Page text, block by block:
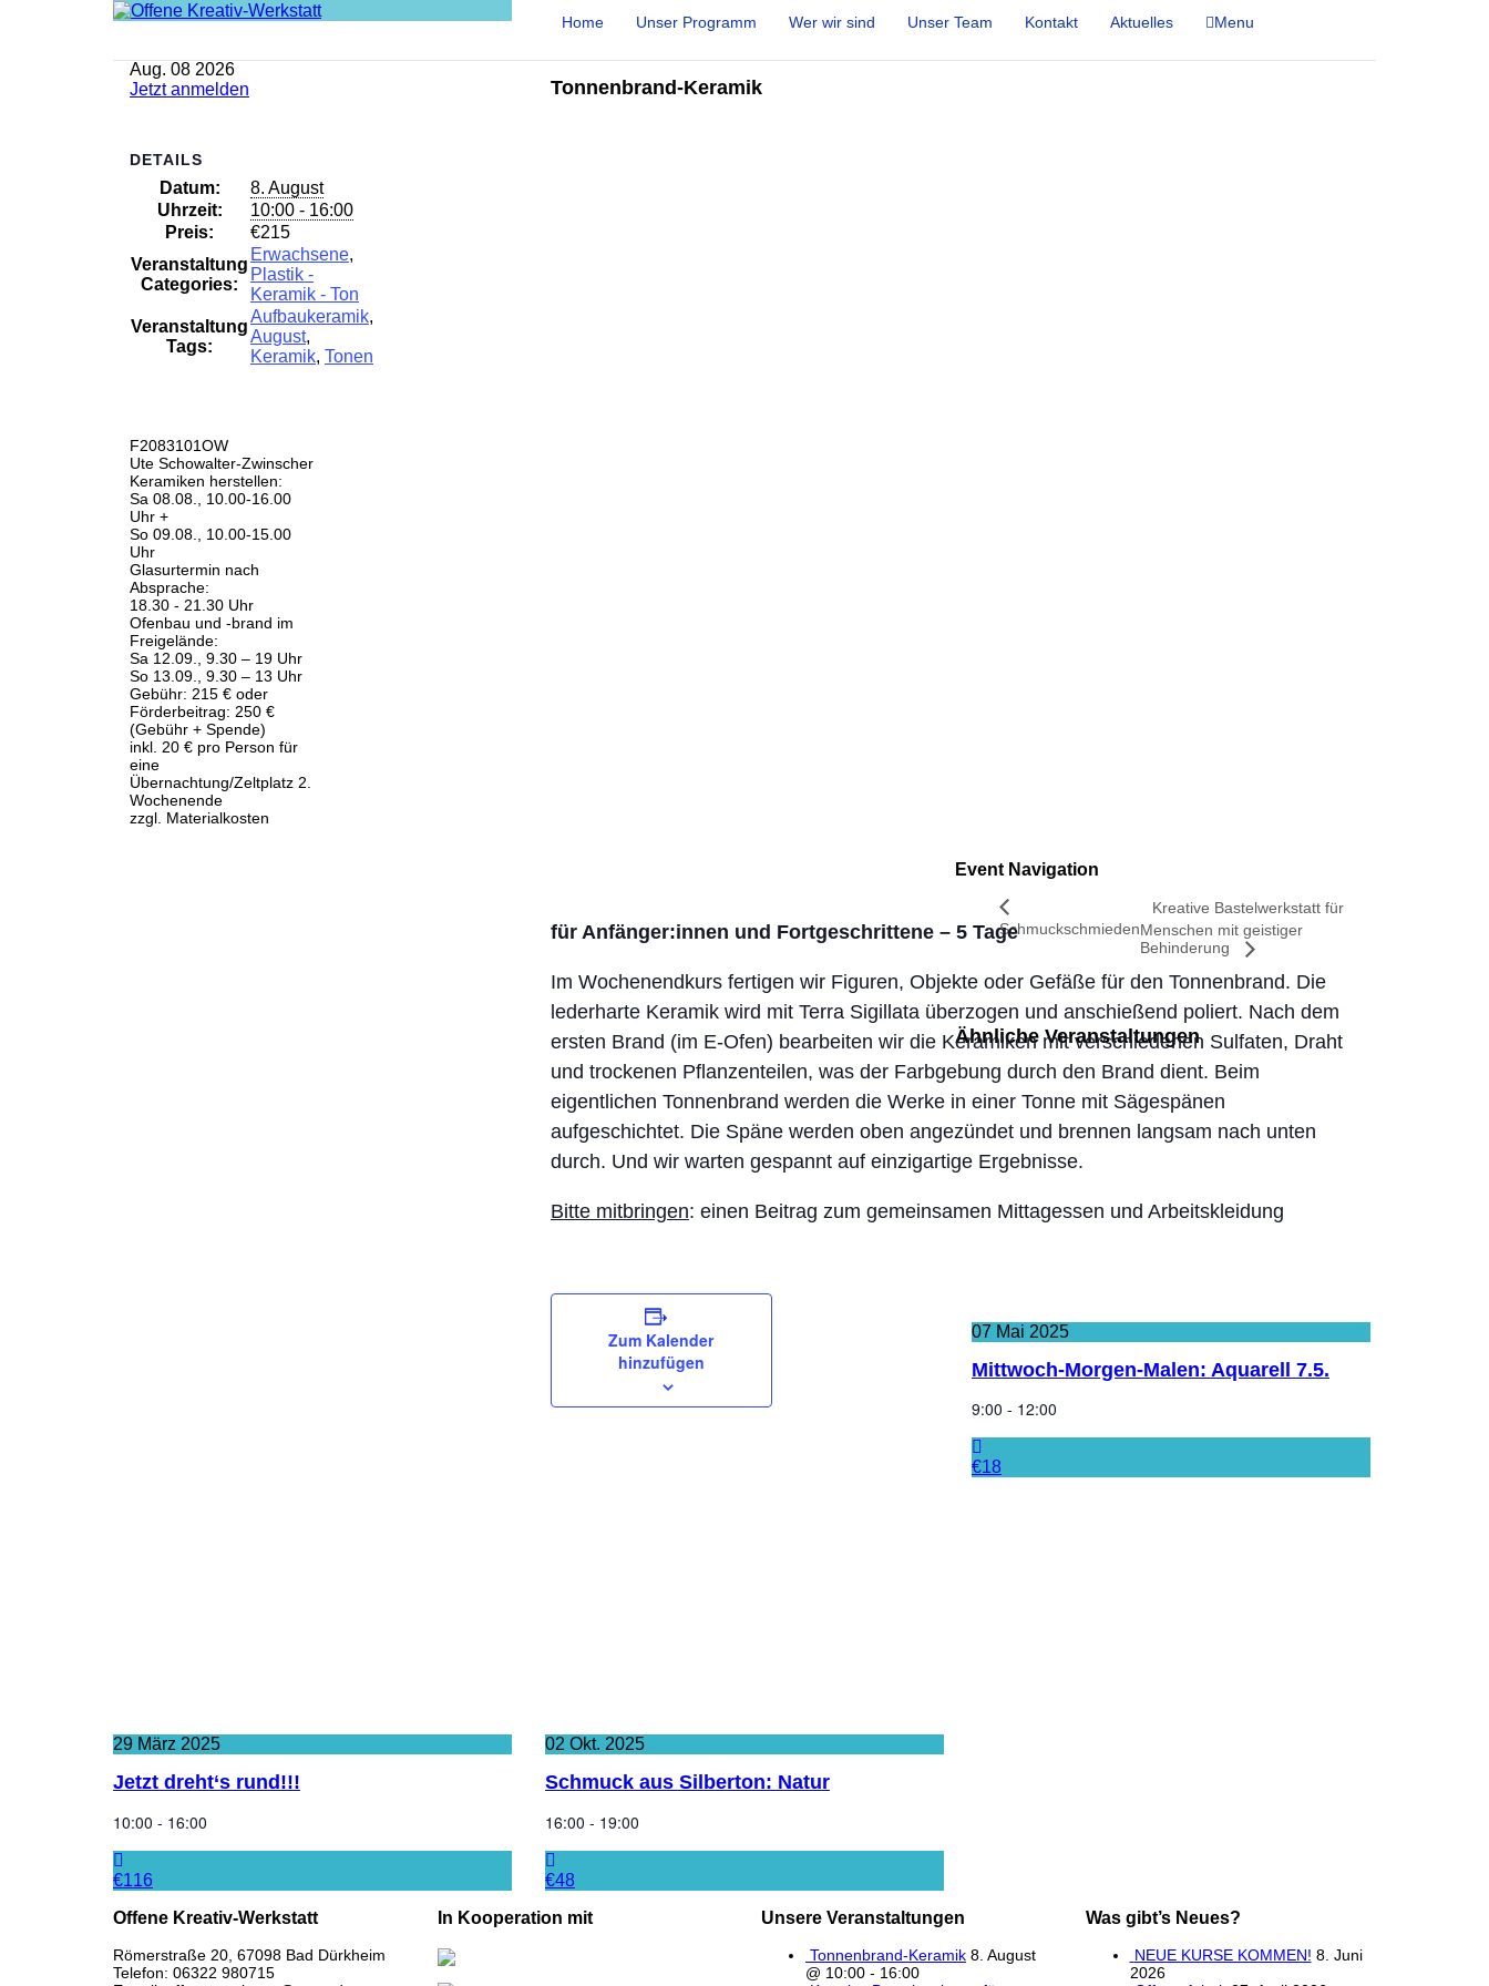
Home Unser Programm Wer wir sind Unser Team Kontakt Aktuelles Menu
Tonnenbrand-Keramik
für Anfänger:innen und Fortgeschrittene – 5 Tage
Im Wochenendkurs fertigen wir Figuren, Objekte oder Gefäße für den Tonnenbrand. Die
lederharte Keramik wird mit Terra Sigillata überzogen und anschießend poliert. Nach dem
ersten Brand (im E-Ofen) bearbeiten wir die Keramiken mit verschiedenen Sulfaten, Draht
und trockenen Pflanzenteilen, was der Farbgebung durch den Brand dient. Beim
eigentlichen Tonnenbrand werden die Werke in einer Tonne mit Sägespänen
aufgeschichtet. Die Späne werden oben angezündet und brennen langsam nach unten
durch. Und wir warten gespannt auf einzigartige Ergebnisse.
Bitte mitbringen: einen Beitrag zum gemeinsamen Mittagessen und Arbeitskleidung
Zum Kalender
hinzufügen
Aug. 08 2026
Jetzt anmelden
DETAILS
Datum:
8. August
Uhrzeit:
10:00 - 16:00
Preis:
€215
Veranstaltung
Categories:
Erwachsene,
Plastik -
Keramik - Ton
Veranstaltung
Tags:
Aufbaukeramik,
August,
Keramik, Tonen
F2083101OW
Ute Schowalter-Zwinscher
Keramiken herstellen:
Sa 08.08., 10.00-16.00
Uhr +
So 09.08., 10.00-15.00
Uhr
Glasurtermin nach
Absprache:
18.30 - 21.30 Uhr
Ofenbau und -brand im
Freigelände:
Sa 12.09., 9.30 – 19 Uhr
So 13.09., 9.30 – 13 Uhr
Gebühr: 215 € oder
Förderbeitrag: 250 €
(Gebühr + Spende)
inkl. 20 € pro Person für
eine
Übernachtung/Zeltplatz 2.
Wochenende
zzgl. Materialkosten
Event Navigation
Schmuckschmieden
Kreative Bastelwerkstatt für
Menschen mit geistiger
Behinderung
Ähnliche Veranstaltungen
07 Mai 2025
Mittwoch-Morgen-Malen: Aquarell 7.5.
9:00 - 12:00
€18
29 März 2025
Jetzt dreht‘s rund!!!
10:00 - 16:00
€116
02 Okt. 2025
Schmuck aus Silberton: Natur
16:00 - 19:00
€48
Offene Kreativ-Werkstatt
Römerstraße 20, 67098 Bad Dürkheim
Telefon: 06322 980715
In Kooperation mit Unsere Veranstaltungen
Tonnenbrand-Keramik 8. August
@ 10:00 - 16:00
Was gibt’s Neues?
NEUE KURSE KOMMEN! 8. Juni
2026